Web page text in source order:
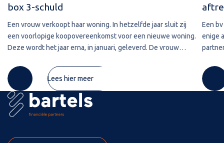
box 3-schuld
Een vrouw verkoopt haar woning. In hetzelfde jaar sluit zij
een voorlopige koopovereenkomst voor een nieuwe woning.
Deze wordt het jaar erna, in januari, geleverd. De vrouw
derdengeldrekening van
Lees hier meer
Een
enige